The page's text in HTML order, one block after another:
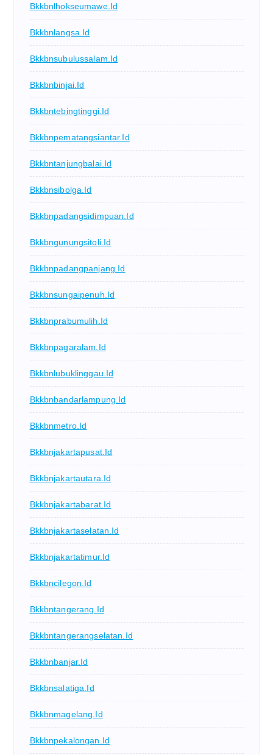
Bkkbnlhokseumawe.id
Bkkbnlangsa.id
Bkkbnsubulussalam.id
Bkkbnbinjai.id
Bkkbntebingtinggi.id
Bkkbnpematangsiantar.id
Bkkbntanjungbalai.id
Bkkbnsibolga.id
Bkkbnpadangsidimpuan.id
Bkkbngunungsitoli.id
Bkkbnpadangpanjang.id
Bkkbnsungaipenuh.id
Bkkbnprabumulih.id
Bkkbnpagaralam.id
Bkkbnlubuklinggau.id
Bkkbnbandarlampung.id
Bkkbnmetro.id
Bkkbnjakartapusat.id
Bkkbnjakartautara.id
Bkkbnjakartabarat.id
Bkkbnjakartaselatan.id
Bkkbnjakartatimur.id
Bkkbncilegon.id
Bkkbntangerang.id
Bkkbntangerangselatan.id
Bkkbnbanjar.id
Bkkbnsalatiga.id
Bkkbnmagelang.id
Bkkbnpekalongan.id